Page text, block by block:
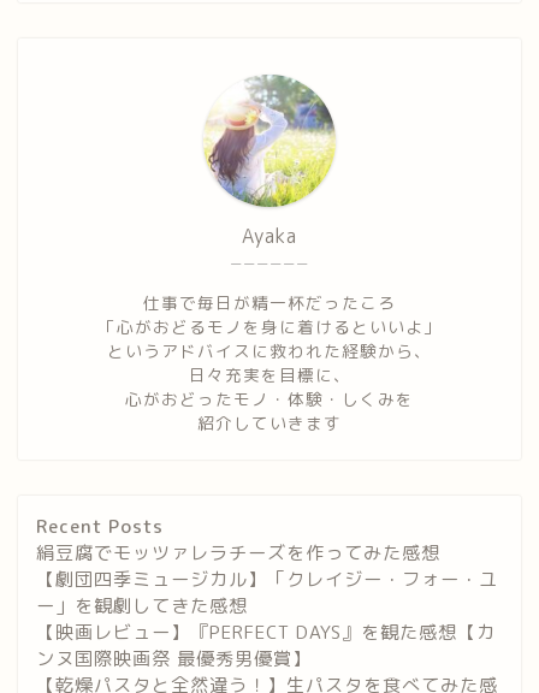
ーーーーーー
Ayaka
仕事で毎日が精一杯だったころ
「心がおどるモノを身に着けるといいよ」
というアドバイスに救われた経験から、
日々充実を目標に、
心がおどったモノ・体験・しくみを
紹介していきます
Recent Posts
絹豆腐でモッツァレラチーズを作ってみた感想
【劇団四季ミュージカル】「クレイジー・フォー・ユ
ー」を観劇してきた感想
【映画レビュー】『PERFECT DAYS』を観た感想【カ
ンヌ国際映画祭 最優秀男優賞】
【乾燥パスタと全然違う！】生パスタを食べてみた感